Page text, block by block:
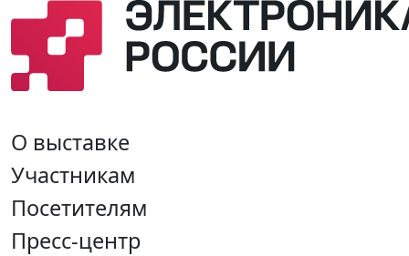
О выставке
Участникам
Посетителям
Пресс-центр